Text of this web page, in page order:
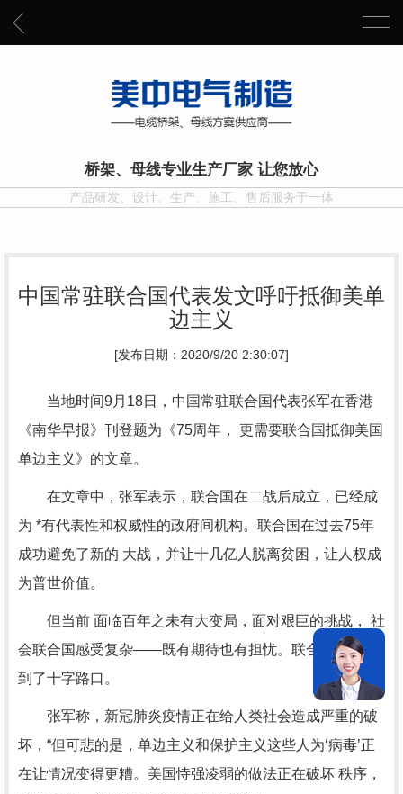
桥架、母线专业生产厂家 让您放心
产品研发、设计、生产、施工、售后服务于一体
中国常驻联合国代表发文呼吁抵御美单
边主义
[发布日期：2020/9/20 2:30:07]
当地时间9月18日，中国常驻联合国代表张军在香港
《南华早报》刊登题为《75周年， 更需要联合国抵御美国
单边主义》的文章。
在文章中，张军表示，联合国在二战后成立，已经成
为 *有代表性和权威性的政府间机构。联合国在过去75年
成功避免了新的 大战，并让十几亿人脱离贫困，让人权成
为普世价值。
但当前 面临百年之未有大变局，面对艰巨的挑战， 社
会联合国感受复杂——既有期待也有担忧。联合国已经走
到了十字路口。
张军称，新冠肺炎疫情正在给人类社会造成严重的破
坏，“但可悲的是，单边主义和保护主义这些人为‘病毒’正
在让情况变得更糟。美国恃强凌弱的做法正在破坏 秩序，